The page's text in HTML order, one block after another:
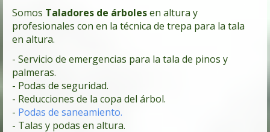
Somos Taladores de árbolesen altura y
profesionales con en la técnica de trepa para la tala
en altura.
- Servicio de emergencias para la tala de pinos y
palmeras.
- Podas de seguridad.
- Reducciones de la copa del árbol.
- Podas de saneamiento.
- Talas y podas en altura.